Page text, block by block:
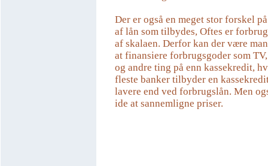
Der er også en meget stor forskel
af lån som tilbydes, Oftes er
af skalaen. Derfor kan der være
at finansiere forbrugsgoder som
og andre ting på enn kassekredit,
fleste banker tilbyder en
lavere end ved forbrugslån. Men
ide at sannemligne priser.